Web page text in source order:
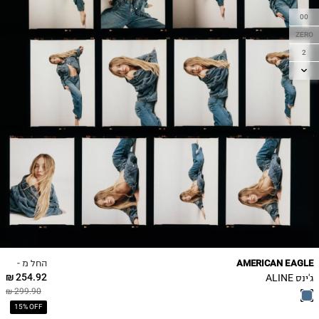
00
ZERO
2
4
החל מ -
254.92 ₪
299.90 ₪
15% OFF
AMERICAN EAGLE
ג'ינס ALINE